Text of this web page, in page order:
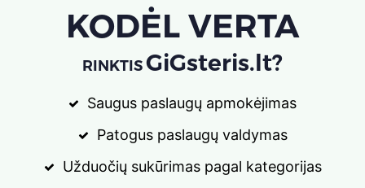
KODĖL VERTA
RINKTISGiGsteris.lt?
Saugus paslaugų apmokėjimas
Patogus paslaugų valdymas
Užduočių sukūrimas pagal kategorijas